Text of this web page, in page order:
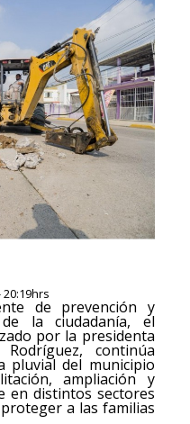
de prevención y
la ciudadanía, el
por la presidenta
continúa
pluvial del municipio
ampliación y
en distintos sectores
a las familias